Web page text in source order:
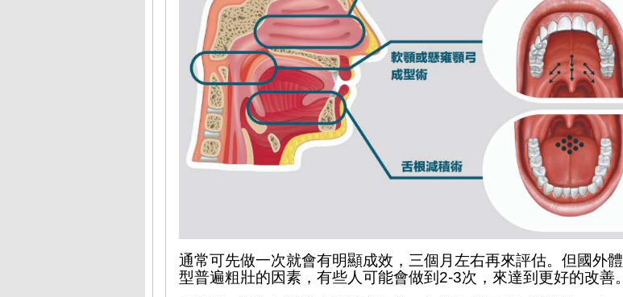
通常可先做一次就會有明顯成效，三個月左右再來評估。但國外體
型普遍粗壯的因素，有些人可能會做到 2-3次，來達到更好的改善。